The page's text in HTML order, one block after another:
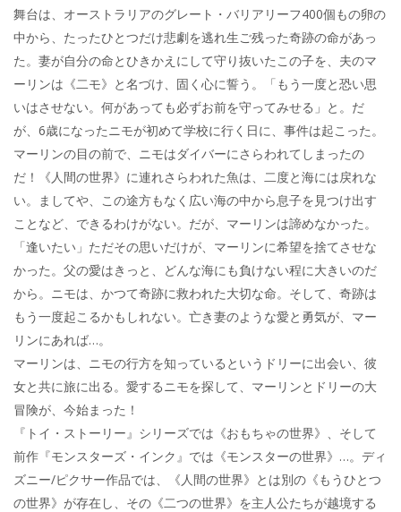
舞台は、オーストラリアのグレート・バリアリーフ400個もの卵の
中から、たったひとつだけ悲劇を逃れ生ご残った奇跡の命があっ
た。妻が自分の命とひきかえにして守り抜いたこの子を、夫のマ
ーリンは《二モ》と名づけ、固く心に誓う。「もう一度と恐い思
いはさせない。何があっても必ずお前を守ってみせる」と。だ
が、6歳になったニモが初めて学校に行く日に、事件は起こった。
マーリンの目の前で、ニモはダイバーにさらわれてしまったの
だ！《人間の世界》に連れさらわれた魚は、二度と海には戻れな
い。ましてや、この途方もなく広い海の中から息子を見つけ出す
ことなど、できるわけがない。だが、マーリンは諦めなかった。
「逢いたい」ただその思いだけが、マーリンに希望を捨てさせな
かった。父の愛はきっと、どんな海にも負けない程に大きいのだ
から。ニモは、かつて奇跡に救われた大切な命。そして、奇跡は
もう一度起こるかもしれない。亡き妻のような愛と勇気が、マー
リンにあれば…。
マーリンは、ニモの行方を知っているというドリーに出会い、彼
女と共に旅に出る。愛するニモを探して、マーリンとドリーの大
冒険が、今始まった！
『トイ・ストーリー』シリーズでは《おもちゃの世界》、そして
前作『モンスターズ・インク』では《モンスターの世界》…。ディ
ズニー/ピクサー作品では、《人間の世界》とは別の《もうひとつ
の世界》が存在し、その《二つの世界》を主人公たちが越境する